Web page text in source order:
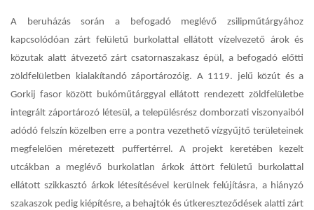
A beruházás során a befogadó meglévő zsilipműtárgyához
kapcsolódóan zárt felületű burkolattal ellátott vízelvezető árok és
közutak alatt átvezető zárt csatornaszakasz épül, a befogadó előtti
zöldfelületben kialakítandó záportározóig. A 1119. jelű közút és a
Gorkij fasor között bukóműtárggyal ellátott rendezett zöldfelületbe
integrált záportározó létesül, a településrész domborzati viszonyaiból
adódó felszín közelben erre a pontra vezethető vízgyűjtő területeinek
megfelelően méretezett puffertérrel. A projekt keretében kezelt
utcákban a meglévő burkolatlan árkok áttört felületű burkolattal
ellátott szikkasztó árkok létesítésével kerülnek felújításra, a hiányzó
szakaszok pedig kiépítésre, a behajtók és útkereszteződések alatti zárt